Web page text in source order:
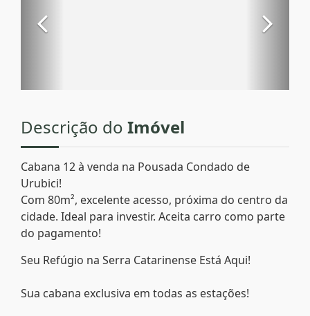
Descrição do Imóvel
Cabana 12 à venda na Pousada Condado de
Urubici!
Com 80m², excelente acesso, próxima do centro da
cidade. Ideal para investir. Aceita carro como parte
do pagamento!
Seu Refúgio na Serra Catarinense Está Aqui!
Sua cabana exclusiva em todas as estações!